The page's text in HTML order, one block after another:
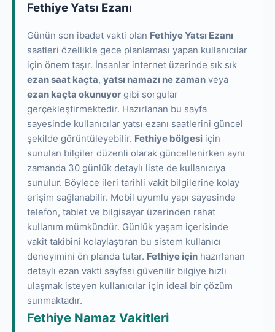
Fethiye Yatsı Ezanı
Günün son ibadet vakti olan Fethiye Yatsı Ezanı
saatleri özellikle gece planlaması yapan kullanıcılar
için önem taşır. İnsanlar internet üzerinde sık sık
ezan saat kaçta, yatsı namazı ne zaman veya
ezan kaçta okunuyor gibi sorgular
gerçekleştirmektedir. Hazırlanan bu sayfa
sayesinde kullanıcılar yatsı ezanı saatlerini güncel
şekilde görüntüleyebilir. Fethiye bölgesi için
sunulan bilgiler düzenli olarak güncellenirken aynı
zamanda 30 günlük detaylı liste de kullanıcıya
sunulur. Böylece ileri tarihli vakit bilgilerine kolay
erişim sağlanabilir. Mobil uyumlu yapı sayesinde
telefon, tablet ve bilgisayar üzerinden rahat
kullanım mümkündür. Günlük yaşam içerisinde
vakit takibini kolaylaştıran bu sistem kullanıcı
deneyimini ön planda tutar. Fethiye için hazırlanan
detaylı ezan vakti sayfası güvenilir bilgiye hızlı
ulaşmak isteyen kullanıcılar için ideal bir çözüm
sunmaktadır.
Fethiye Namaz Vakitleri